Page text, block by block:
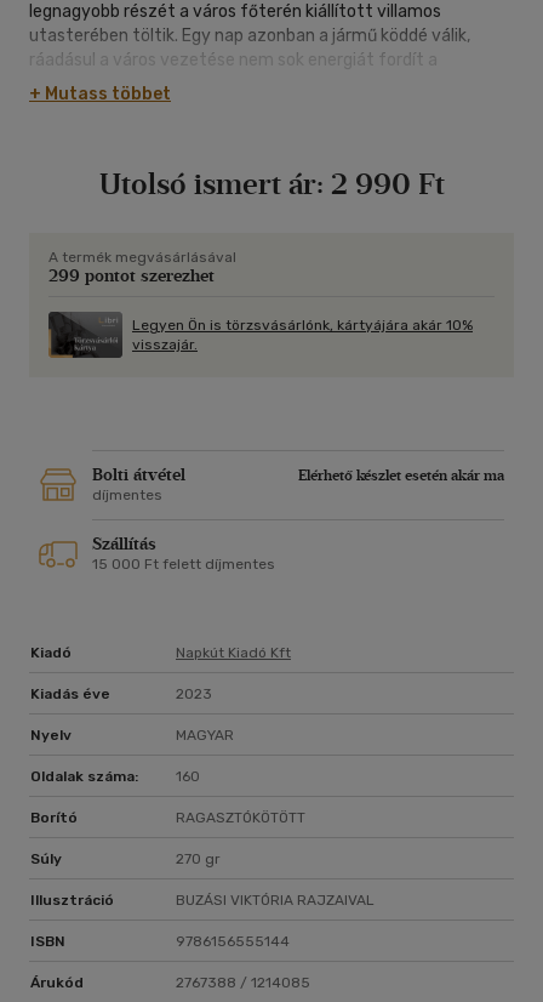
legnagyobb részét a város főterén kiállított villamos
utasterében töltik. Egy nap azonban a jármű köddé válik,
ráadásul a város vezetése nem sok energiát fordít a
felkutatására, így hőseink maguk kénytelenek a nyomába
eredni. Ebben segítségükre van Horgas Viki (a közismert
Kik rabolták el a villamost? Mi köze mindennek a Zapumai
még a villamos oldalára ragadt plakáthoz is köze lehet?
Ezekre a kérdésekre keresi a választ Tomi, Bogi és újdonsült
Barbarát, a megállíthatatlan riportert is, aki csapatával ismét
az igazság nyomába ered.
+ Mutass többet
Utolsó ismert ár: 2 990 Ft
A termék megvásárlásával
299 pontot szerezhet
Legyen Ön is törzsvásárlónk, kártyájára akár 10%
visszajár.
Bolti átvétel
Elérhető készlet esetén akár ma
díjmentes
Szállítás
15 000 Ft felett díjmentes
Kiadó Napkút Kiadó Kft
Kiadás éve 2023
Nyelv MAGYAR
Oldalak száma: 160
Borító RAGASZTÓKÖTÖTT
Súly 270 gr
Illusztráció BUZÁSI VIKTÓRIA RAJZAIVAL
ISBN 9786156555144
Árukód 2767388 / 1214085